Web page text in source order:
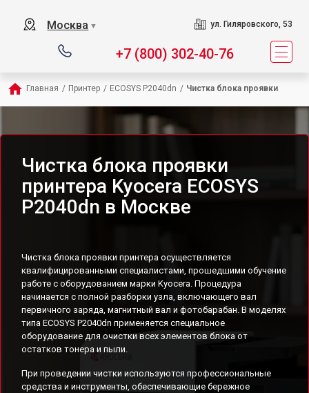
Москва ▼ ул. Гиляровского, 53
+7 (800) 302-40-76
Главная / Принтер / ECOSYS P2040dn / Чистка блока проявки
Чистка блока проявки
принтера Kyocera ECOSYS
P2040dn в Москве
Чистка блока проявки принтера осуществляется
квалифицированными специалистами, прошедшими обучение
работе с оборудованием марки Kyocera. Процедура
начинается с полной разборки узла, включающего вал
первичного заряда, магнитный вал и фотобарабан. В моделях
типа ECOSYS P2040dn применяется специальное
оборудование для очистки всех элементов блока от
остатков тонера и пыли.
При проведении чистки используются профессиональные
средства и инструменты, обеспечивающие бережное